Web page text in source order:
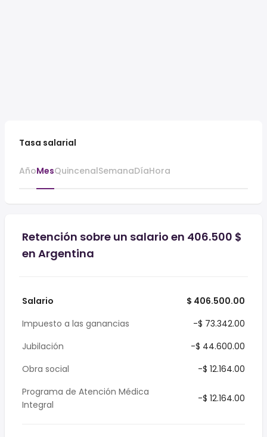
Tasa salarial
AñoMesQuincenalSemanaDíaHora
Retención sobre un salario en 406.500 $
en Argentina
Salario
$ 406.500.00
Impuesto a las ganancias
-$ 73.342.00
Jubilación
-$ 44.600.00
Obra social
-$ 12.164.00
Programa de Atención Médica
Integral
-$ 12.164.00